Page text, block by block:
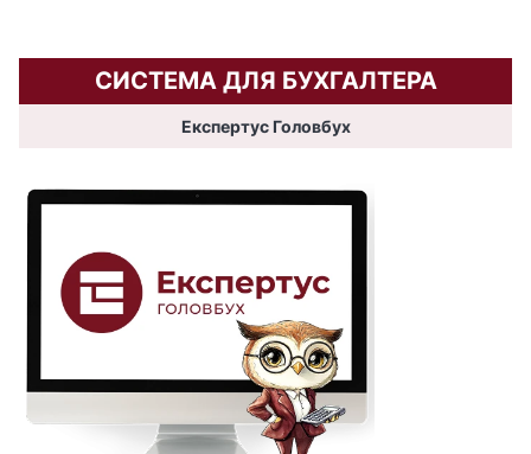
СИСТЕМА ДЛЯ БУХГАЛТЕРА
Експертус Головбух